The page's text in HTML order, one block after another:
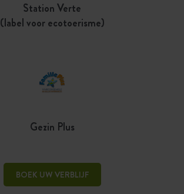
Station Verte
(label voor ecotoerisme)
Gezin Plus
BOEK UW VERBLIJF